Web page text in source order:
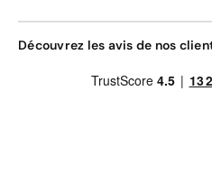
Découvrez les avis de nos